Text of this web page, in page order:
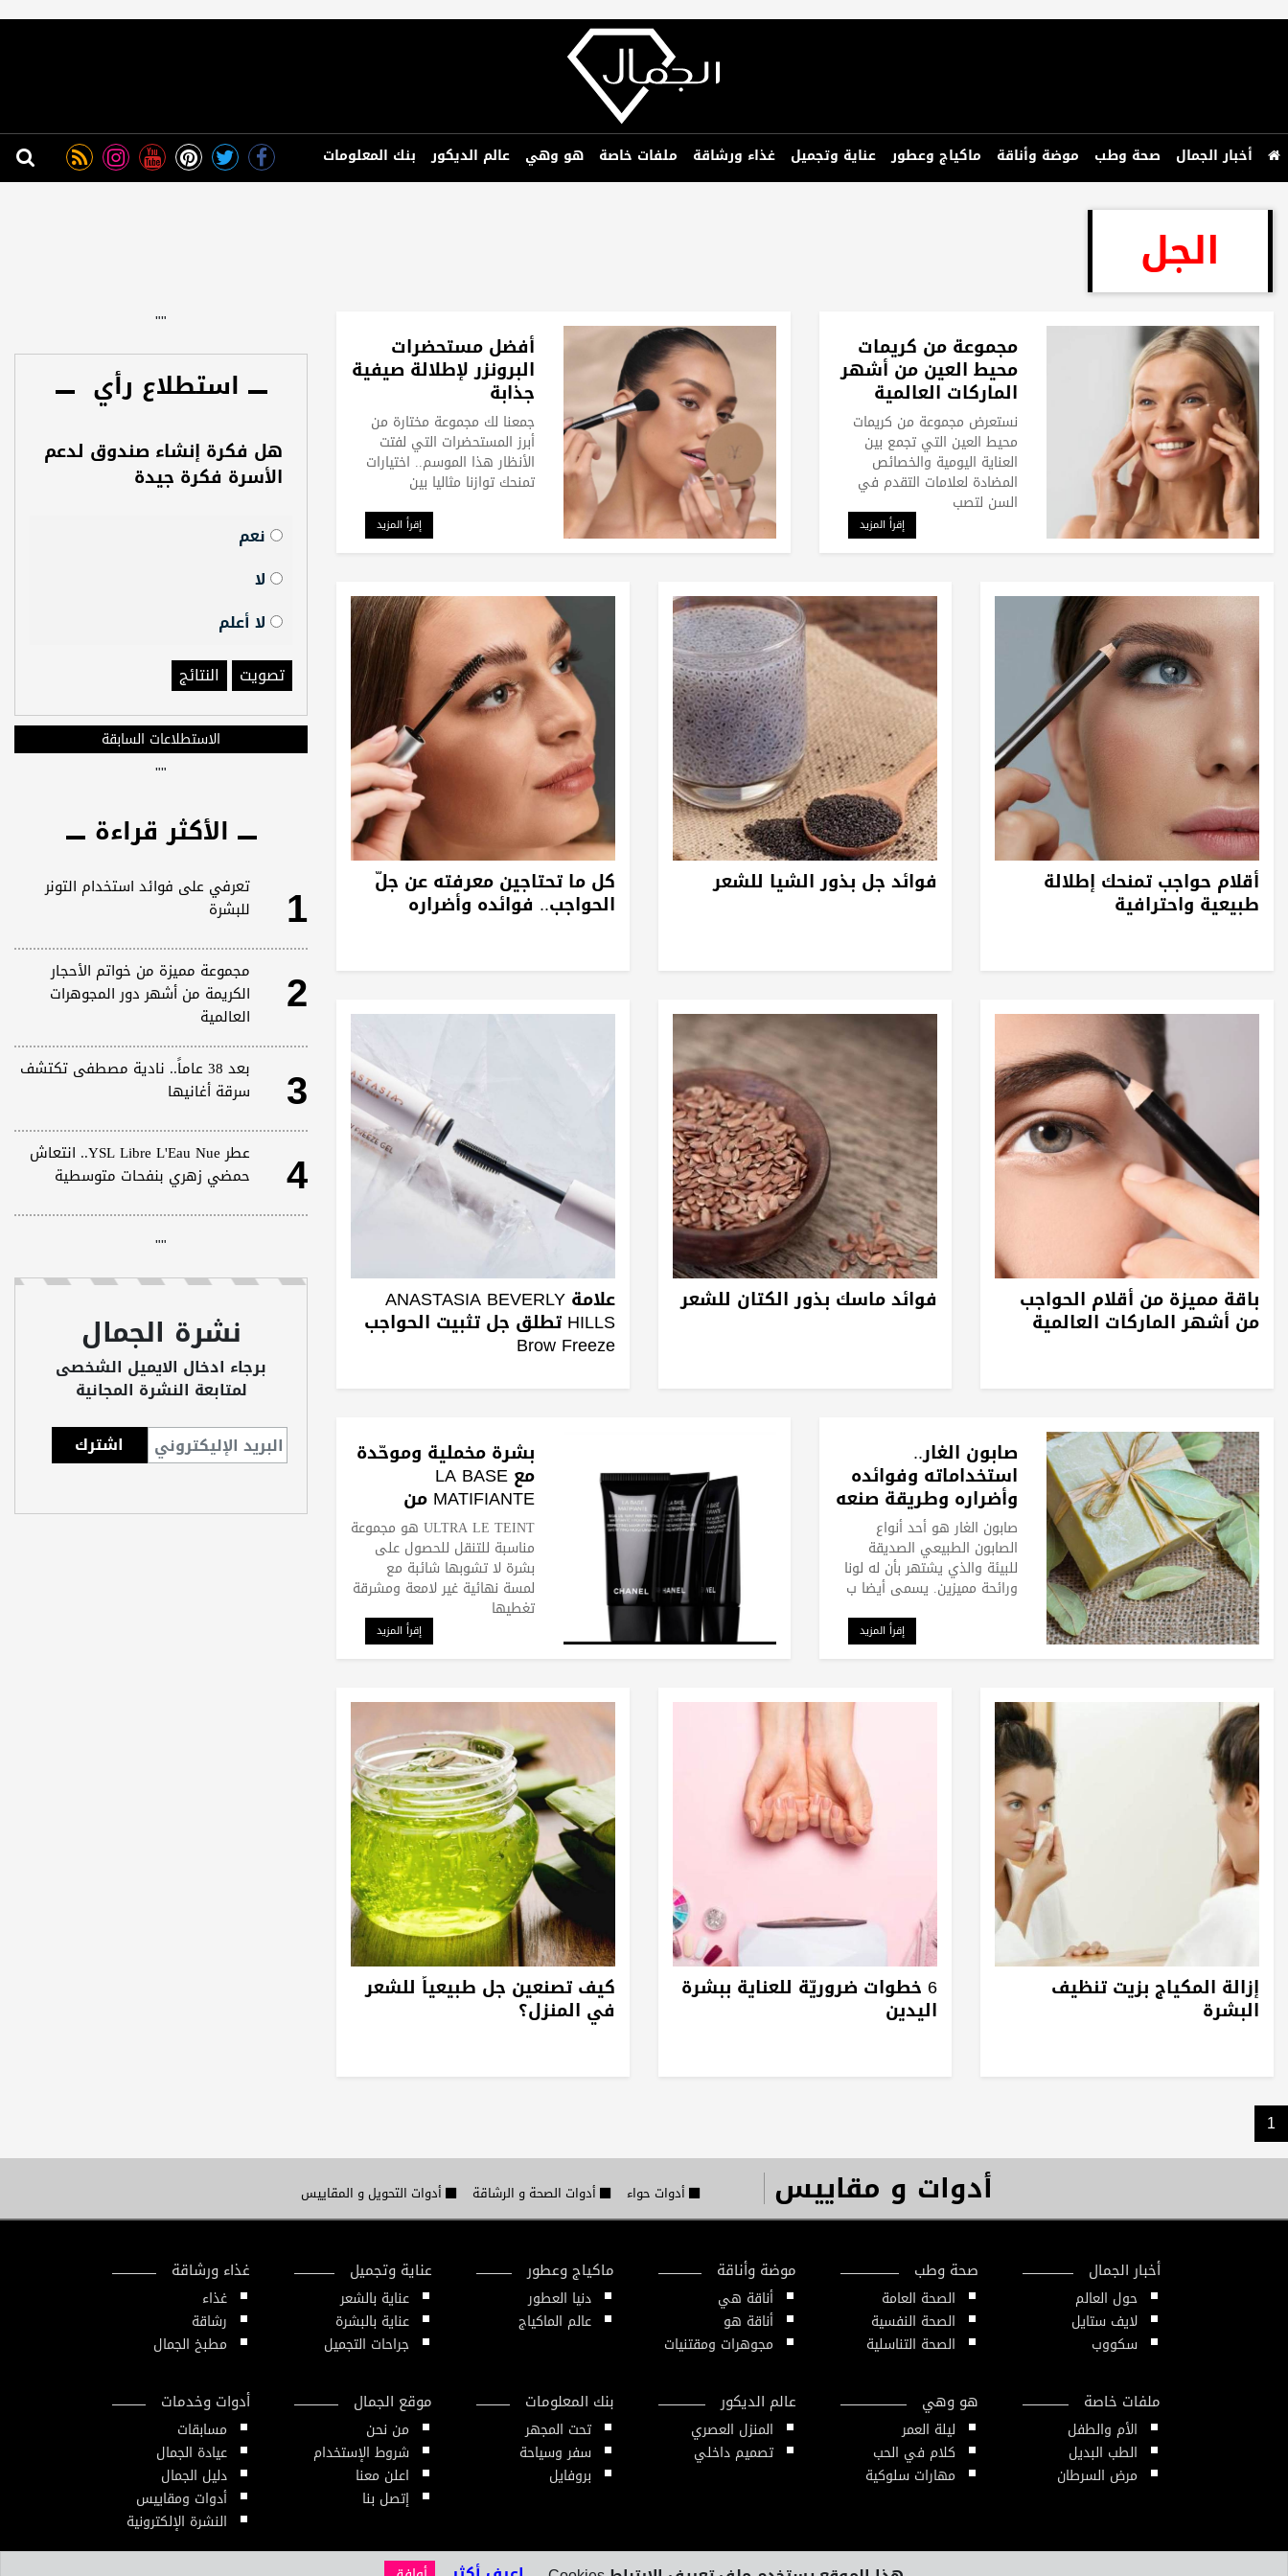
أخبار الجمال صحة وطب موضة وأناقة ماكياج وعطور عناية وتجميل غذاء ورشاقة ملفات خاصة هو وهي عالم الديكور بنك المعلومات
الجل
مجموعة من كريمات
محيط العين من أشهر
الماركات العالمية
نستعرض مجموعة من كريمات
محيط العين التي تجمع بين
العناية اليومية والخصائص
المضادة لعلامات التقدم في
السن لتصب
إقرأ المزيد
أفضل مستحضرات
البرونزر لإطلالة صيفية
جذابة
جمعنا لك مجموعة مختارة من
أبرز المستحضرات التي لفتت
الأنظار هذا الموسم.. اختيارات
تمنحك توازنا مثاليا بين
إقرأ المزيد
أقلام حواجب تمنحك إطلالة
طبيعية واحترافية
فوائد جل بذور الشيا للشعر كل ما تحتاجين معرفته عن جلّ
الحواجب.. فوائده وأضراره
باقة مميزة من أقلام الحواجب
من أشهر الماركات العالمية
فوائد ماسك بذور الكتان للشعر علامة ANASTASIA BEVERLY
HILLS تطلق جل تثبيت الحواجب
Brow Freeze
صابون الغار..
استخداماته وفوائده
وأضراره وطريقة صنعه
في المنزل
صابون الغار هو أحد أنواع
الصابون الطبيعي الصديقة
للبيئة والذي يشتهر بأن له لونا
ورائحة مميزين. يسمى أيضا ب
إقرأ المزيد
بشرة مخملية وموحّدة
مع LA BASE
MATIFIANTE من
CHANEL ULTRA LE TEINT هو مجموعة
مناسبة للتنقل للحصول على
بشرة لا تشوبها شائبة مع
لمسة نهائية غير لامعة ومشرقة
تغطيها
إقرأ المزيد
إزالة المكياج بزيت تنظيف
البشرة
6 خطوات ضروريّة للعناية ببشرة
اليدين
كيف تصنعين جل طبيعياً للشعر
في المنزل؟
1
"
"
استطلاع رأي
هل فكرة إنشاء صندوق لدعم
الأسرة فكرة جيدة
نعم
لا
لا أعلم
تصويت
النتائج
الاستطلاعات السابقة
"
"
الأكثر قراءة
1
تعرفي على فوائد استخدام التونر
للبشرة
2
مجموعة مميزة من خواتم الأحجار
الكريمة من أشهر دور المجوهرات
العالمية
3
بعد 38 عاماً.. نادية مصطفى تكتشف
سرقة أغانيها
4
عطر YSL Libre L'Eau Nue.. انتعاش
حمضي زهري بنفحات متوسطية
"
"
نشرة الجمال
برجاء ادخال الايميل الشخصى
لمتابعة النشرة المجانية
أدوات و مقاييس أدوات حواء أدوات الصحة و الرشاقة أدوات التحويل و المقاييس
أخبار الجمال
حول العالم
لايف ستايل
سكووب
صحة وطب
الصحة العامة
الصحة النفسية
الصحة التناسلية
موضة وأناقة
أناقة هي
أناقة هو
مجوهرات ومقتنيات
ماكياج وعطور
دنيا العطور
عالم الماكياج
عناية وتجميل
عناية بالشعر
عناية بالبشرة
جراحات التجميل
غذاء ورشاقة
غذاء
رشاقة
مطبخ الجمال
ملفات خاصة
الأم والطفل
الطب البديل
مرض السرطان
هو وهي
ليلة العمر
كلام في الحب
مهارات سلوكية
عالم الديكور
المنزل العصري
تصميم داخلي
بنك المعلومات
تحت المجهر
سفر وسياحة
بروفايل
موقع الجمال
من نحن
شروط الإستخدام
اعلن معنا
إتصل بنا
أدوات وخدمات
مسابقات
عيادة الجمال
دليل الجمال
أدوات ومقاييس
النشرة الإلكترونية